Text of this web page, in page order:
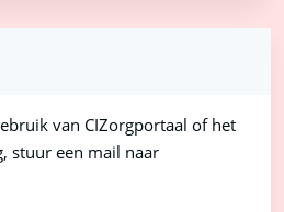
van CIZorgportaal of het
stuur een mail naar